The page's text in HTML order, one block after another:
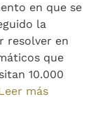
en que se
la
resolver en
que
10.000
más